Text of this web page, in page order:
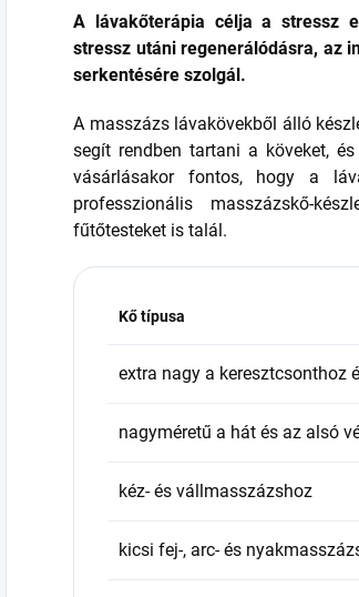
A lávakőterápia célja a stressz
stressz utáni regenerálódásra, az
serkentésére szolgál.
A masszázs lávakövekből álló
segít rendben tartani a köveket,
vásárlásakor fontos, hogy a
professzionális masszázskő-
fűtőtesteket is talál.
Kő típusa
extra nagy a keresztcsonthoz
nagyméretű a hát és az alsó
kéz- és vállmasszázshoz
kicsi fej-, arc- és